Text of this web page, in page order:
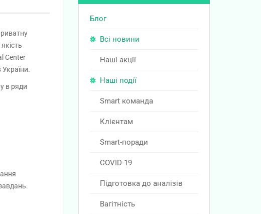
Center
України.
в ряди
Блог
Всі новини
Наші акції
Наші події
Smart команда
Клієнтам
Smart-поради
COVID-19
Підготовка до аналізів
Вагітність